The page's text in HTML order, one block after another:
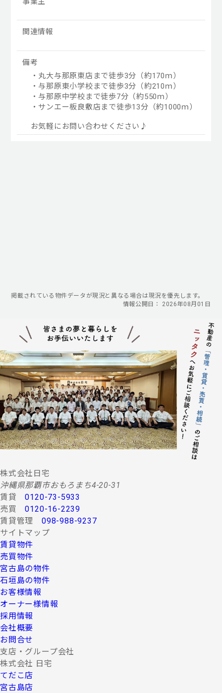
関連情報
備考
・丸大与那原東店まで徒歩3分（約170ｍ）
・与那原東小学校まで徒歩3分（約210ｍ）
・与那原中学校まで徒歩7分（約550ｍ）
・サンエー板良敷店まで徒歩13分（約1000ｍ）
お気軽にお問い合わせください♪
掲載されている物件データが現況と異なる場合は現況を優先します。
情報公開日： 2026年08月01日
株式会社日宅
沖縄県那覇市おもろまち4-20-31
賃貸0120-73-5933
売買0120-16-2239
賃貸管理 098-988-9237
サイトマップ
賃貸物件
売買物件
宮古島の物件
石垣島の物件
お客様情報
オーナー様情報
採用情報
会社概要
お問合せ
支店・グループ会社
株式会社 日宅
てだこ店
宮古島店